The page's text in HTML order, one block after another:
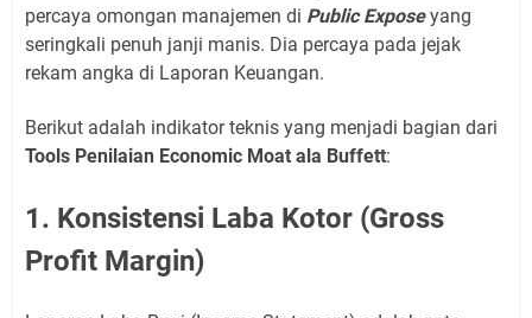
percaya omongan manajemen di Public Exposeyang
seringkali penuh janji manis. Dia percaya pada jejak
rekam angka di Laporan Keuangan.
Berikut adalah indikator teknis yang menjadi bagian dari
Tools Penilaian Economic Moat ala Buffett:
1. Konsistensi Laba Kotor (Gross
Profit Margin)